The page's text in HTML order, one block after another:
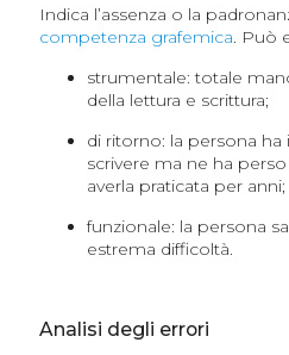
Indica l’assenza o la
competenza grafemica. Può
strumentale: totale
della lettura e scrittura;
di ritorno: la persona
scrivere ma ne ha
averla praticata per anni;
funzionale: la persona
estrema difficoltà.
Analisi degli errori